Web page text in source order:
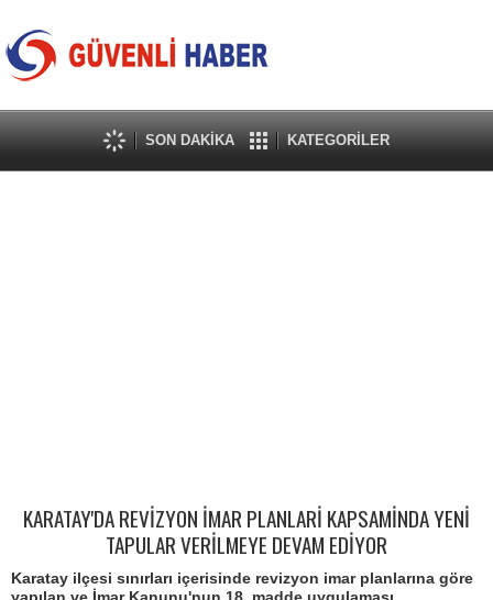
SON DAKİKA KATEGORİLER
KARATAY'DA REVİZYON İMAR PLANLARİ KAPSAMİNDA YENİ
TAPULAR VERİLMEYE DEVAM EDİYOR
Karatay ilçesi sınırları içerisinde revizyon imar planlarına göre